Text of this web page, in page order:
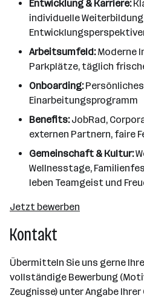
Entwicklung & Karriere:
individuelle
Arbeitsumfeld:Moderne
Parkplätze, täglich
Onboarding:
Einarbeitungsprogramm
Benefits:JobRad,
externen Partnern, faire
Gemeinschaft & Kultur:
Wellnesstage,
leben Teamgeist und
Jetzt bewerben
Kontakt
Übermitteln Sie uns gerne
vollständige Bewerbung
Zeugnisse) unter Angabe